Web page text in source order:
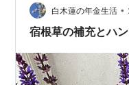
長気…白木蓮の年金生活 •
宿根草の補充とハ